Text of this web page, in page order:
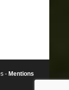
- Mentions